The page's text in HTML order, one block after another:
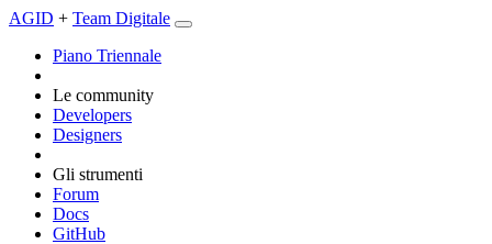
AGID + Team Digitale
Piano Triennale
Le community
Developers
Designers
Gli strumenti
Forum
Docs
GitHub